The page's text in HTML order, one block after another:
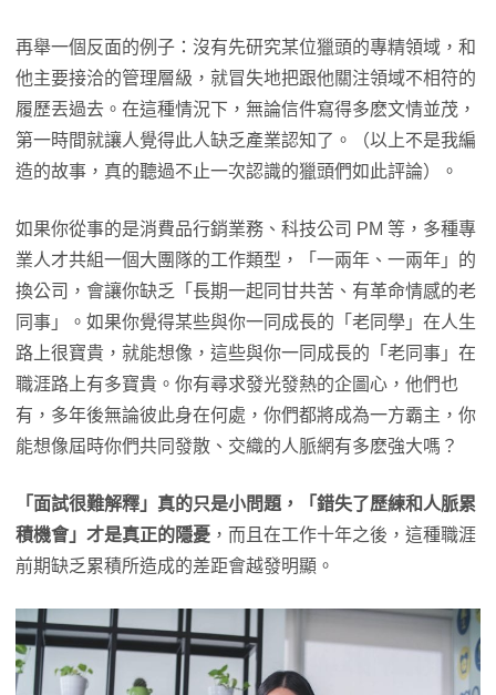
再舉一個反面的例子：沒有先研究某位獵頭的專精領域，和
他主要接洽的管理層級，就冒失地把跟他關注領域不相符的
履歷丟過去。在這種情況下，無論信件寫得多麽文情並茂，
第一時間就讓人覺得此人缺乏產業認知了。（以上不是我編
造的故事，真的聽過不止一次認識的獵頭們如此評論）。
如果你從事的是消費品行銷業務、科技公司 PM 等，多種專
業人才共組一個大團隊的工作類型，「一兩年、一兩年」的
換公司，會讓你缺乏「長期一起同甘共苦、有革命情感的老
同事」。如果你覺得某些與你一同成長的「老同學」在人生
路上很寶貴，就能想像，這些與你一同成長的「老同事」在
職涯路上有多寶貴。你有尋求發光發熱的企圖心，他們也
有，多年後無論彼此身在何處，你們都將成為一方霸主，你
能想像屆時你們共同發散、交織的人脈網有多麽強大嗎？
「面試很難解釋」真的只是小問題，「錯失了歷練和人脈累
積機會」才是真正的隱憂 ，而且在工作十年之後，這種職涯
前期缺乏累積所造成的差距會越發明顯。